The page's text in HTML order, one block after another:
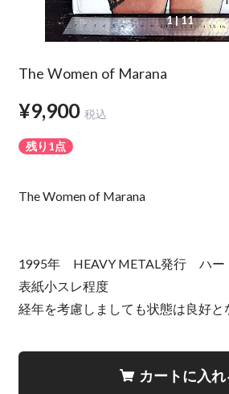
1| 11
The Women of Marana
¥9,900 税込
残り1点
The Women of Marana
1995年 HEAVY METAL発行 ハー
表紙小スレ程度
経年を考慮しましても状態は良好と
カートに入れ